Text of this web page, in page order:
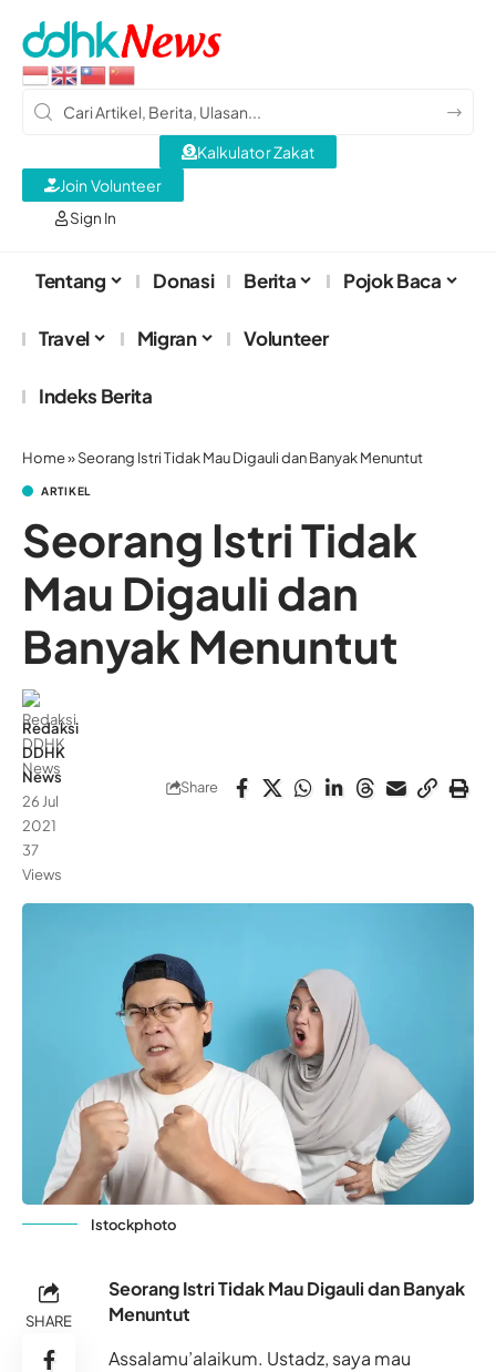
Sign In
Kalkulator Zakat
Join Volunteer
Tentang Donasi Berita Pojok Baca
Travel Migran Volunteer
Indeks Berita
Home»Seorang Istri Tidak Mau Digauli dan Banyak Menuntut
ARTIKEL
Seorang Istri Tidak
Mau Digauli dan
Banyak Menuntut
Redaksi
DDHK
News
26 Jul
2021
37
Views
Share
Istockphoto
SHARE
Seorang Istri Tidak Mau Digauli dan Banyak
Menuntut
Assalamu’alaikum. Ustadz, saya mau